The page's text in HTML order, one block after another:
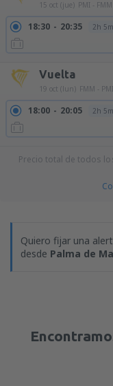
15 oct (jue) PMI - FMM
18:30 20:35 2h
Vuelta
19 oct (lun) FMM - PMI
18:00 20:05 2h
Precio total de todos
Quiero fijar una
desde Palma de